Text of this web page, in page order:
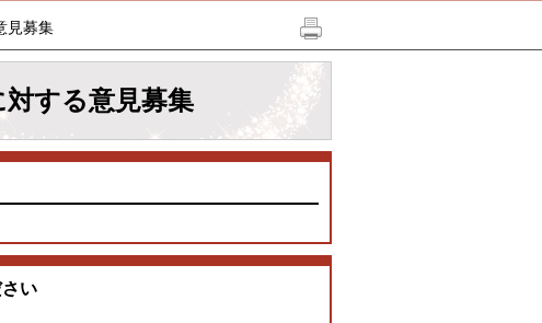
見募集
対する意見募集
い